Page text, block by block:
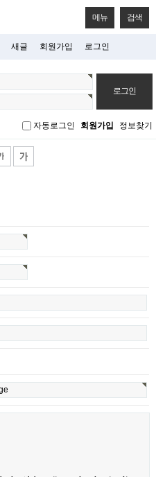
메뉴 검색
새글 회원가입 로그인
자동로그인 회원가입 정보찾기